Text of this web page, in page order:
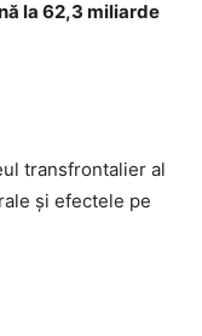
la 62,3 miliarde
transfrontalier al
și efectele pe